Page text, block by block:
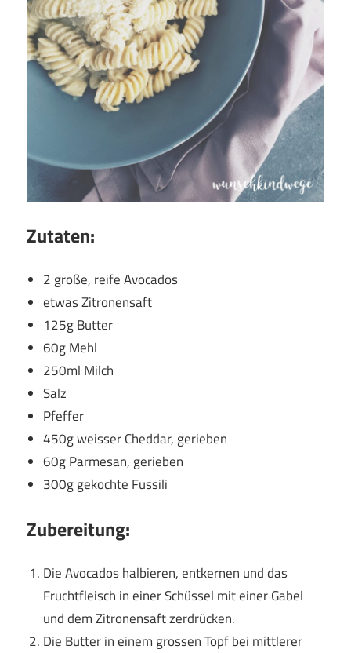
Zutaten:
2 große, reife Avocados
etwas Zitronensaft
125g Butter
60g Mehl
250ml Milch
Salz
Pfeffer
450g weisser Cheddar, gerieben
60g Parmesan, gerieben
300g gekochte Fussili
Zubereitung:
Die Avocados halbieren, entkernen und das
Fruchtfleisch in einer Schüssel mit einer Gabel
und dem Zitronensaft zerdrücken.
Die Butter in einem grossen Topf bei mittlerer